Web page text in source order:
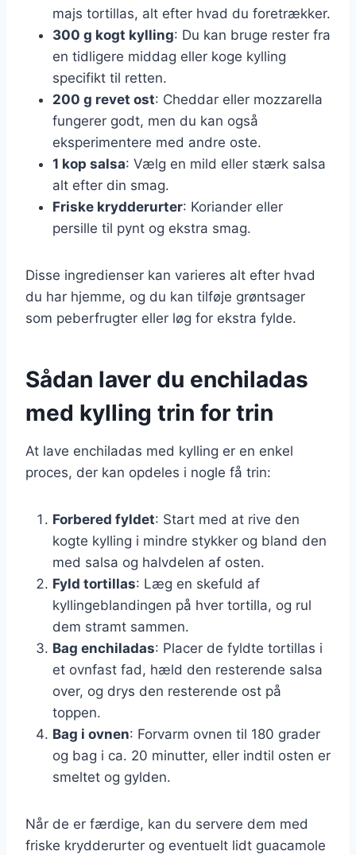
majs tortillas, alt efter hvad du foretrækker.
300 g kogt kylling: Du kan bruge rester fra
en tidligere middag eller koge kylling
specifikt til retten.
200 g revet ost: Cheddar eller mozzarella
fungerer godt, men du kan også
eksperimentere med andre oste.
1 kop salsa: Vælg en mild eller stærk salsa
alt efter din smag.
Friske krydderurter: Koriander eller
persille til pynt og ekstra smag.
Disse ingredienser kan varieres alt efter hvad
du har hjemme, og du kan tilføje grøntsager
som peberfrugter eller løg for ekstra fylde.
Sådan laver du enchiladas
med kylling trin for trin
At lave enchiladas med kylling er en enkel
proces, der kan opdeles i nogle få trin:
Forbered fyldet: Start med at rive den
kogte kylling i mindre stykker og bland den
med salsa og halvdelen af osten.
Fyld tortillas: Læg en skefuld af
kyllingeblandingen på hver tortilla, og rul
dem stramt sammen.
Bag enchiladas: Placer de fyldte tortillas i
et ovnfast fad, hæld den resterende salsa
over, og drys den resterende ost på
toppen.
Bag i ovnen: Forvarm ovnen til 180 grader
og bag i ca. 20 minutter, eller indtil osten er
smeltet og gylden.
Når de er færdige, kan du servere dem med
friske krydderurter og eventuelt lidt guacamole